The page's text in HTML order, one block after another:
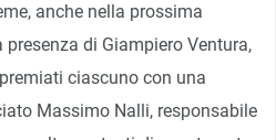
anche nella prossima
presenza di Giampiero Ventura,
ciascuno con una
Massimo Nalli, responsabile